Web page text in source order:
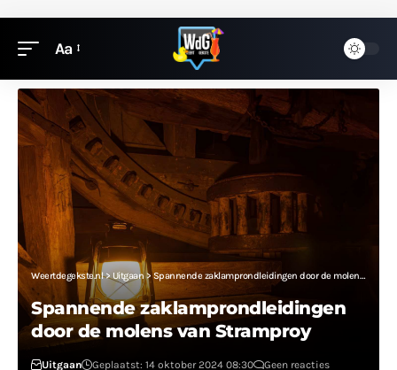
Aa
Weertdegekste.nl>Uitgaan>Spannende zaklamprondleidingen door de molens van Stramproy
Spannende zaklamprondleidingen
door de molens van Stramproy
Uitgaan Geplaatst: 14 oktober 2024 08:30
Geen reacties